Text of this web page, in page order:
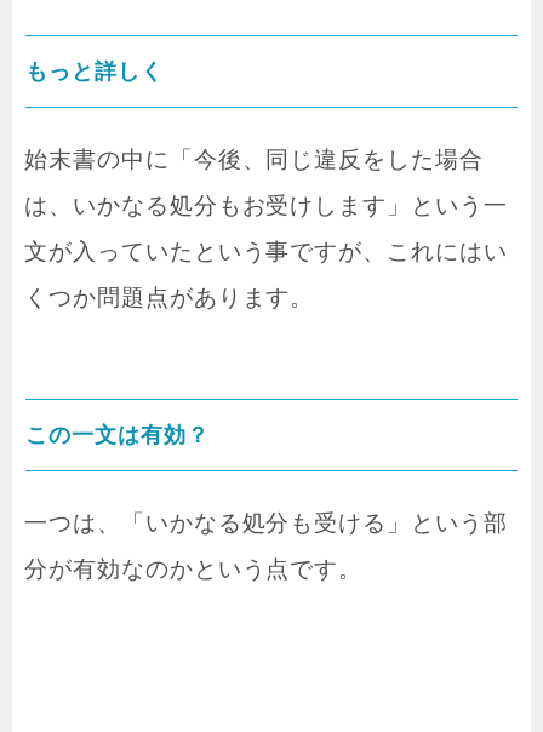
もっと詳しく
始末書の中に「今後、同じ違反をした場合
は、いかなる処分もお受けします」という一
文が入っていたという事ですが、これにはい
くつか問題点があります。
この一文は有効？
一つは、「いかなる処分も受ける」という部
分が有効なのかという点です。